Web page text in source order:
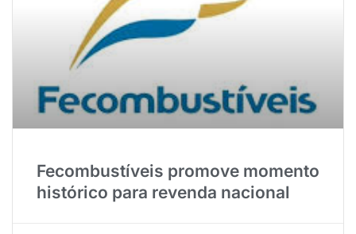
Fecombustíveis promove momento
histórico para revenda nacional